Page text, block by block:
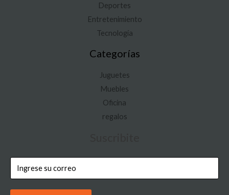
Deportes
Entretenimiento
Tecnología
Categorías
Juguetes
Muebles
Oficina
regalos